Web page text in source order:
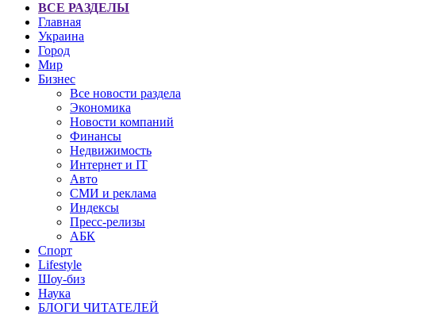
ВСЕ РАЗДЕЛЫ
Главная
Украина
Город
Мир
Бизнес
Все новости раздела
Экономика
Новости компаний
Финансы
Недвижимость
Интернет и IT
Авто
СМИ и реклама
Индексы
Пресс-релизы
АБК
Спорт
Lifestyle
Шоу-биз
Наука
БЛОГИ ЧИТАТЕЛЕЙ